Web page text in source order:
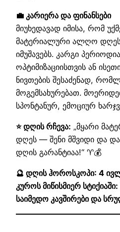
💼 კარიერა და ფინანსები
მიუხედავად იმისა, რომ
მატერიალური ალღო
იმუშავებს. კარგი
ოპტიმიზაციისთვის ან
ნივთების შესაძენად,
მოგემსახურებათ.
სპონტანურ, ემოციურ
⭐ დღის რჩევა: „მყარი
დღეს — შენი მშვიდი და
დღის გარანტიაა!“ ♈💰
🔮 დღის ჰოროსკოპი: 4
კუროს მიწისმიერ
საიმედო კავშირები და